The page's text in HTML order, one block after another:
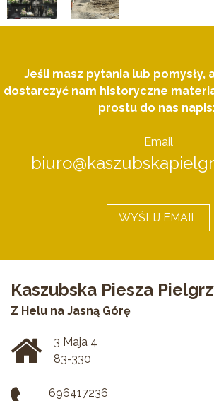
Jeśli masz pytania lub pomysły,
dostarczyć nam historyczne
prostu do nas
Email
WYŚLIJ EMAIL
Kaszubska Piesza
Z Helu na Jasną Górę
3 Maja 4
83-330
696417236